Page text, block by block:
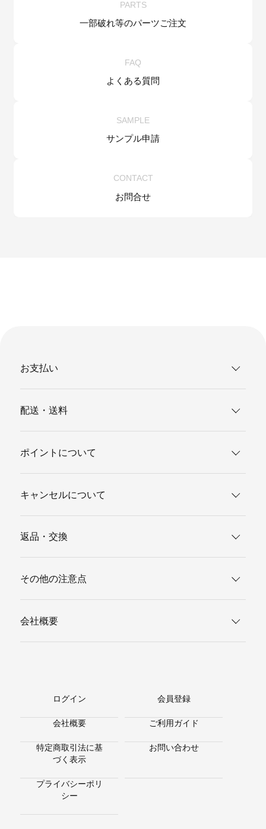
PARTS
一部破れ等のパーツご注文
FAQ
よくある質問
SAMPLE
サンプル申請
CONTACT
お問合せ
お支払い
配送・送料
ポイントについて
キャンセルについて
返品・交換
その他の注意点
会社概要
ログイン 会員登録
会社概要 ご利用ガイド
特定商取引法に基
づく表示
お問い合わせ
プライバシーポリ
シー